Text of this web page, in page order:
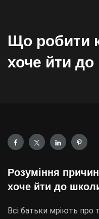
Що робити
хоче йти
Розуміння
хоче йти до
Всі батьки мріють про